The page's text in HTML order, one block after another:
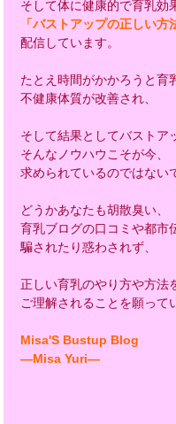
そして体に健康的で育乳効
「バストアップの正しい方
配信しています。
たとえ時間がかかろうと育
不健康体質が改善され、
そして結果としてバストア
そんなノウハウこそが今、
求められているのではない
どうかあなたも胡散臭い、
育乳ブログの口コミや都市
騙されたり惑わされず、
正しい育乳のやり方や方法
ご理解されることを願って
Misa'S Bustup Blog
―Misa Yuri―